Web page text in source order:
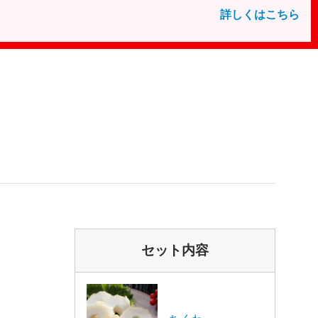
詳しくはこちら
セット内容